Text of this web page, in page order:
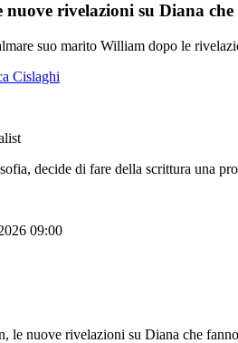
rivelazioni su Diana
suo marito William dopo le
decide di fare della scrittura una
09:00